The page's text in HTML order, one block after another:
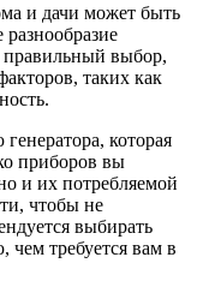
и дачи может быть
правильный выбор,
таких как
которая
приборов вы
и их потребляемой
чтобы не
выбирать
требуется вам в